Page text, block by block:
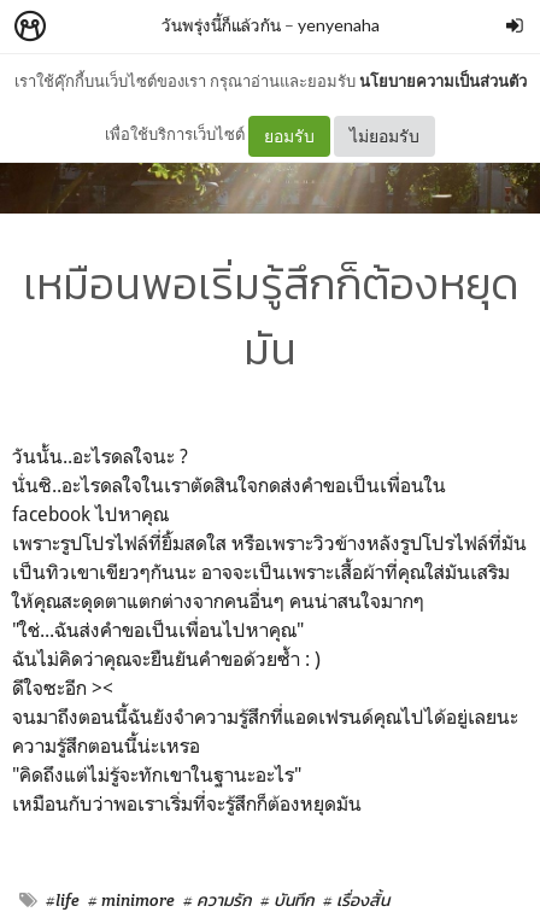
เราใช้คุ๊กกี้บนเว็บไซต์ของเรา กรุณาอ่านและยอมรับนโยบายความเป็นส่วนตัว
เพื่อใช้บริการเว็บไซต์ ยอมรับ ไม่ยอมรับ
วันพรุ่งนี้ก็แล้วกัน– yenyenaha
เหมือนพอเริ่มรู้สึกก็ต้องหยุด
มัน
วันนั้น..อะไรดลใจนะ ?
นั่นซิ..อะไรดลใจในเราตัดสินใจกดส่งคำขอเป็นเพื่อนใน
facebook ไปหาคุณ
เพราะรูปโปรไฟล์ที่ยิ้มสดใส หรือเพราะวิวข้างหลังรูปโปรไฟล์ที่มัน
เป็นทิวเขาเขียวๆกันนะ อาจจะเป็นเพราะเสื้อผ้าที่คุณใส่มันเสริม
ให้คุณสะดุดตาแตกต่างจากคนอื่นๆ คนน่าสนใจมากๆ
"ใช่...ฉันส่งคำขอเป็นเพื่อนไปหาคุณ"
ฉันไม่คิดว่าคุณจะยืนยันคำขอด้วยซ้ำ : )
ดีใจซะอีก ><
จนมาถึงตอนนี้ฉันยังจำความรู้สึกที่แอดเฟรนด์คุณไปได้อยู่เลยนะ
ความรู้สึกตอนนี้น่ะเหรอ
"คิดถึงแต่ไม่รู้จะทักเขาในฐานะอะไร"
เหมือนกับว่าพอเราเริ่มที่จะรู้สึกก็ต้องหยุดมัน
#life # minimore # ความรัก # บันทึก # เรื่องสั้น